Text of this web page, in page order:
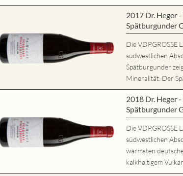
2017 Dr. Heger
Spätburgunder
Die VDP.GROSSE
südwestlichen
Spätburgunder
Mineralität. Der
2018 Dr. Heger
Spätburgunder
Die VDP.GROSSE
südwestlichen
wärmsten
kalkhaltigem